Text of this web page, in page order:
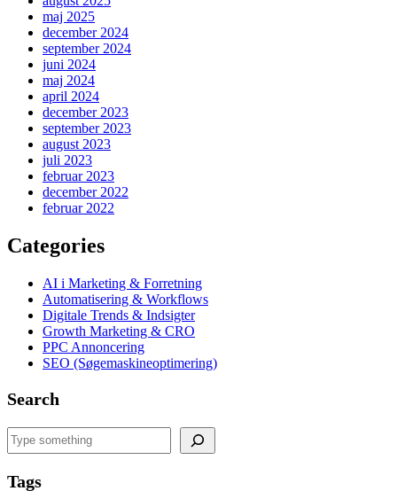
maj 2025
december 2024
september 2024
juni 2024
maj 2024
april 2024
december 2023
september 2023
august 2023
juli 2023
februar 2023
december 2022
februar 2022
Categories
AI i Marketing & Forretning
Automatisering & Workflows
Digitale Trends & Indsigter
Growth Marketing & CRO
PPC Annoncering
SEO (Søgemaskineoptimering)
Search
Search
Tags